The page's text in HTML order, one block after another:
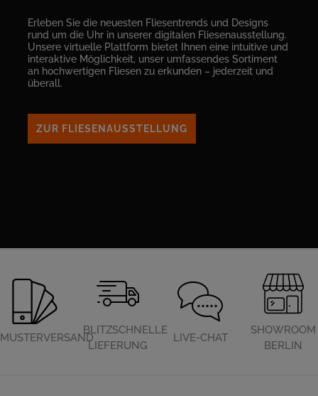
Erleben Sie die neuesten Fliesentrends und Designs
rund um die Uhr in unserer digitalen Fliesenausstellung.
Unsere virtuelle Plattform bietet Ihnen eine intuitive und
interaktive Möglichkeit, unser umfassendes Sortiment
an hochwertigen Fliesen zu erkunden – jederzeit und
überall.
ZUR FLIESENAUSSTELLUNG
MUSTERVERSAND
BLITZSCHNELLE
LIEFERUNG
LIVE-CHAT
SHOWROOM
BERLIN